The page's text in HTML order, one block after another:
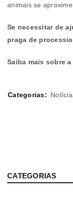
animais se
Se necessitar de
praga de
Saiba mais sobre
Categorias:
CATEGORIAS